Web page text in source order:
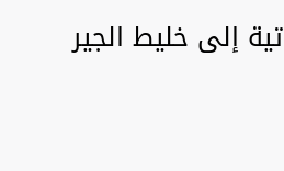
إلى خليط الجير